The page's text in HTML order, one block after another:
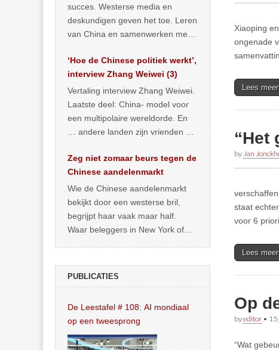
Xiaoping
ongenade
Lees
“Het
by Jan
staat
voor 6
Lees
Op
byeditor •
“Wat
succes. Westerse media en
deskundigen geven het toe. Leren
van China en samenwerken met
… >> lees meer
‘Hoe de Chinese politiek werkt’,
interview Zhang Weiwei (3)
Vertaling interview Zhang Weiwei.
Laatste deel: China- model voor
een multipolaire wereldorde. En
… andere landen zijn vrienden of
Zeg niet zomaar beurs tegen de
Chinese aandelenmarkt
Wie de Chinese aandelenmarkt
bekijkt door een westerse bril,
begrijpt haar vaak maar half.
Waar beleggers in New York of
PUBLICATIES
De Leestafel # 108: AI mondiaal
op een tweesprong